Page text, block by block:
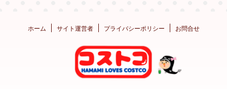
ホーム サイト運営者 プライバシーポリシー お問合せ